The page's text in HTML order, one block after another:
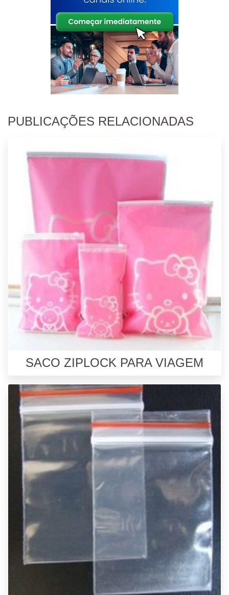
PUBLICAÇÕES RELACIONADAS
SACO ZIPLOCK PARA VIAGEM